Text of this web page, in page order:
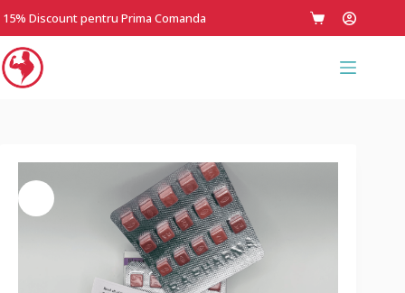
15% Discount pentru Prima Comanda